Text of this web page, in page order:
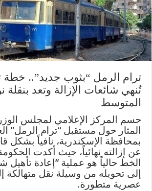
ترام الرمل “بثوب جديد”.. خطة
تُنهي شائعات الإزالة وتعد
المتوسط
حسم المركز الإعلامي لمجلس
المثار حول مستقبل “ترام الرمل”
بمحافظة الإسكندرية، نافياً بشكل
عن إزالته نهائياً، حيث أكدت
الخط حالياً هو عملية “إعادة تأهيل
إلى تحويله من وسيلة نقل متهالكة
عصرية متطورة.